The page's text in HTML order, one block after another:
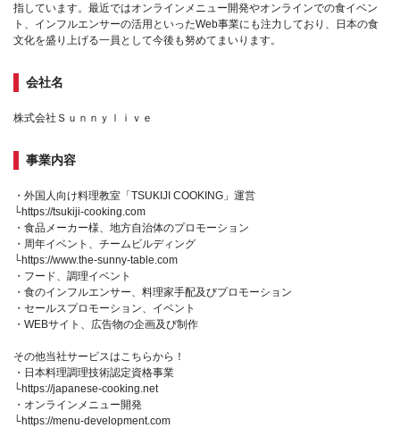
指しています。最近ではオンラインメニュー開発やオンラインでの食イベン
ト、インフルエンサーの活用といったWeb事業にも注力しており、日本の食
文化を盛り上げる一員として今後も努めてまいります。
会社名
株式会社Ｓｕｎｎｙｌｉｖｅ
事業内容
・外国人向け料理教室「TSUKIJI COOKING」運営
└https://tsukiji-cooking.com
・食品メーカー様、地方自治体のプロモーション
・周年イベント、チームビルディング
└https://www.the-sunny-table.com
・フード、調理イベント
・食のインフルエンサー、料理家手配及びプロモーション
・セールスプロモーション、イベント
・WEBサイト、広告物の企画及び制作
その他当社サービスはこちらから！
・日本料理調理技術認定資格事業
└https://japanese-cooking.net
・オンラインメニュー開発
└https://menu-development.com